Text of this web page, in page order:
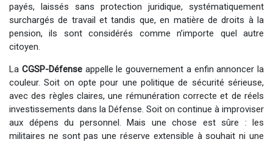
payés, laissés sans protection juridique, systématiquement
surchargés de travail et tandis que, en matière de droits à la
pension, ils sont considérés comme n’importe quel autre
citoyen. ​
La CGSP-Défense appelle le gouvernement a enfin annoncer la
couleur. Soit on opte pour une politique de sécurité sérieuse,
avec des règles claires, une rémunération correcte et de réels
investissements dans la Défense. Soit on continue à improviser
aux dépens du personnel. Mais une chose est sûre : les
militaires ne sont pas une réserve extensible à souhait ni une